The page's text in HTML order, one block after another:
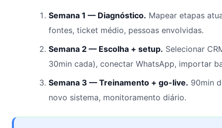
Semana 1 — Diagnóstico. Mapear etapas
fontes, ticket médio, pessoas envolvidas.
Semana 2 — Escolha + setup. Selecionar
30min cada), conectar WhatsApp, importar
Semana 3 — Treinamento + go-live. 90min
novo sistema, monitoramento diário.